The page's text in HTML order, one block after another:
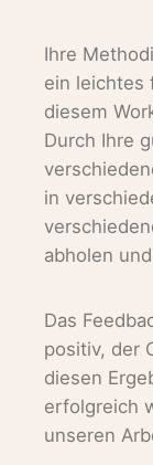
Ihre
ein leichtes
diesem
Durch Ihre
in
abholen
Das
positiv, der
diesen
erfolgreich
unseren